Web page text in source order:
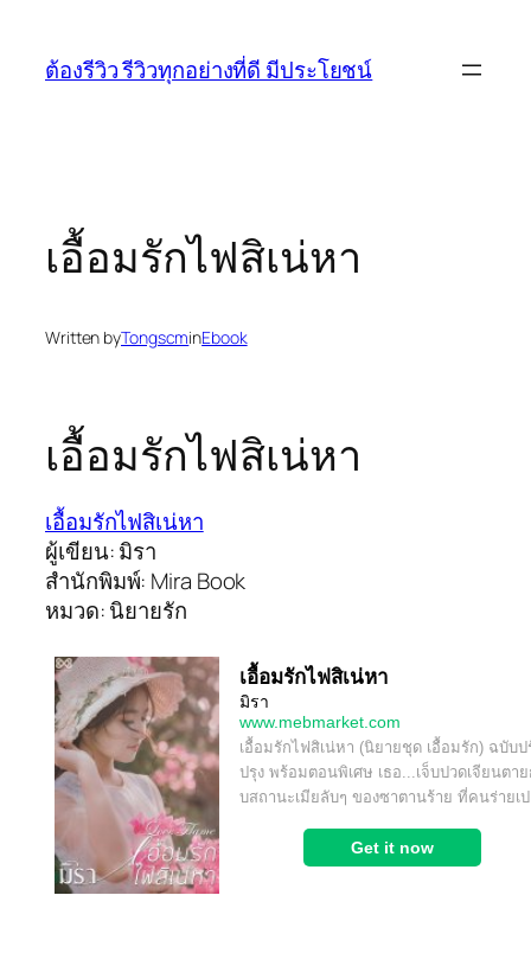
content
ต้องรีวิว รีวิวทุกอย่างที่ดี มีประโยชน์
เอื้อมรักไฟสิเน่หา
Written byTongscminEbook
เอื้อมรักไฟสิเน่หา
เอื้อมรักไฟสิเน่หา
ผู้เขียน: มิรา
สำนักพิมพ์: Mira Book
หมวด: นิยายรัก